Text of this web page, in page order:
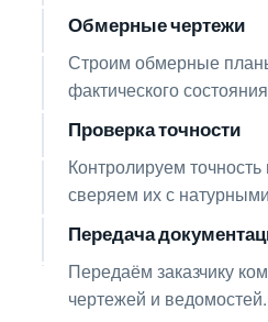
Обмерные чертежи
Строим обмерные
фактического
Проверка точности
Контролируем
сверяем их с
Передача
Передаём заказчику
чертежей и ведомостей.